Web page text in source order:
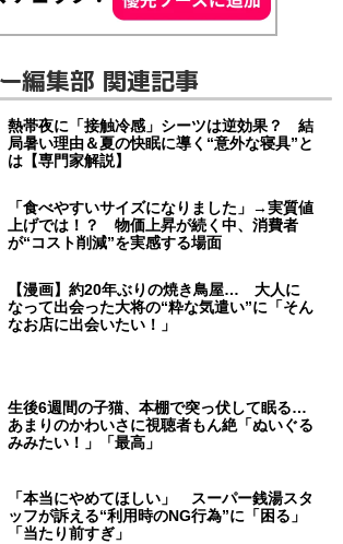
編集部 関連記事
熱帯夜に「接触冷感」シーツは逆効果？ 結
局暑い理由＆夏の快眠に導く“意外な寝具”と
は【専門家解説】
「食べやすいサイズになりました」→実質値
上げでは！？ 物価上昇が続く中、消費者
が“コスト削減”を実感する場面
【漫画】約20年ぶりの焼き鳥屋… 大人に
なって出会った大将の“粋な気遣い”に「そん
なお店に出会いたい！」
生後6週間の子猫、本棚で突っ伏して眠る…
あまりのかわいさに視聴者もん絶「ぬいぐる
みみたい！」「最高」
「本当にやめてほしい」 スーパー銭湯スタ
ッフが訴える“利用時のNG行為”に「困る」
「当たり前すぎ」